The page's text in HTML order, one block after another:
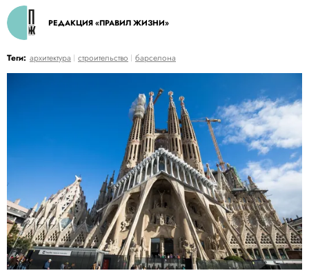
РЕДАКЦИЯ «ПРАВИЛ ЖИЗНИ»
Теги: архитектура строительство барселона